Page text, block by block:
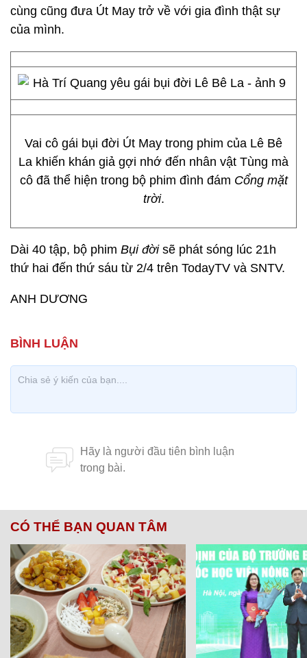
cùng cũng đưa Út May trở về với gia đình thật sự
của mình.
Vai cô gái bụi đời Út May trong phim của Lê Bê
La khiến khán giả gợi nhớ đến nhân vật Tùng mà
cô đã thể hiện trong bộ phim đình đám Cổng mặt
trời.
Dài 40 tập, bộ phim Bụi đời sẽ phát sóng lúc 21h
thứ hai đến thứ sáu từ 2/4 trên TodayTV và SNTV.
ANH DƯƠNG
CÓ THỂ BẠN QUAN TÂM